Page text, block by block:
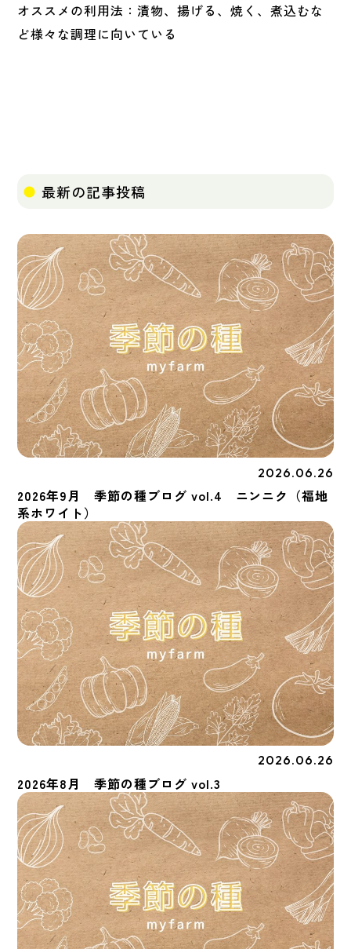
オススメの利用法：漬物、揚げる、焼く、煮込むな
ど様々な調理に向いている
最新の記事投稿
2026.06.26
2026年9月 季節の種ブログ vol.4 ニンニク（福地
系ホワイト）
2026.06.26
2026年8月 季節の種ブログ vol.3